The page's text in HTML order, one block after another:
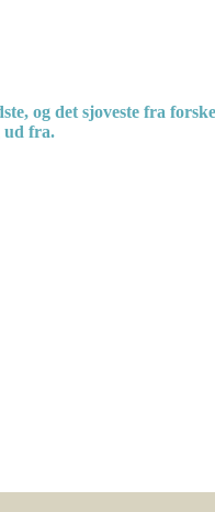
og det sjoveste fra
ud fra.